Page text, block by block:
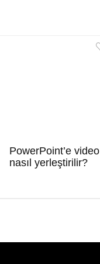
PowerPoint’e video
nasıl yerleştirilir?